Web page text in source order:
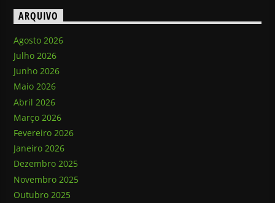
ARQUIVO
Agosto 2026
Julho 2026
Junho 2026
Maio 2026
Abril 2026
Março 2026
Fevereiro 2026
Janeiro 2026
Dezembro 2025
Novembro 2025
Outubro 2025